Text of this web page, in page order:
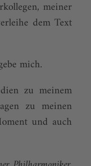
meiner
dem Text
mich.
zu meinem
zu meinen
und auch